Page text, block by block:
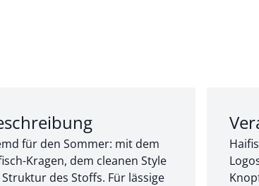
3:
für den Sommer: mit dem
Kragen, dem cleanen Style
des Stoffs. Für lässige